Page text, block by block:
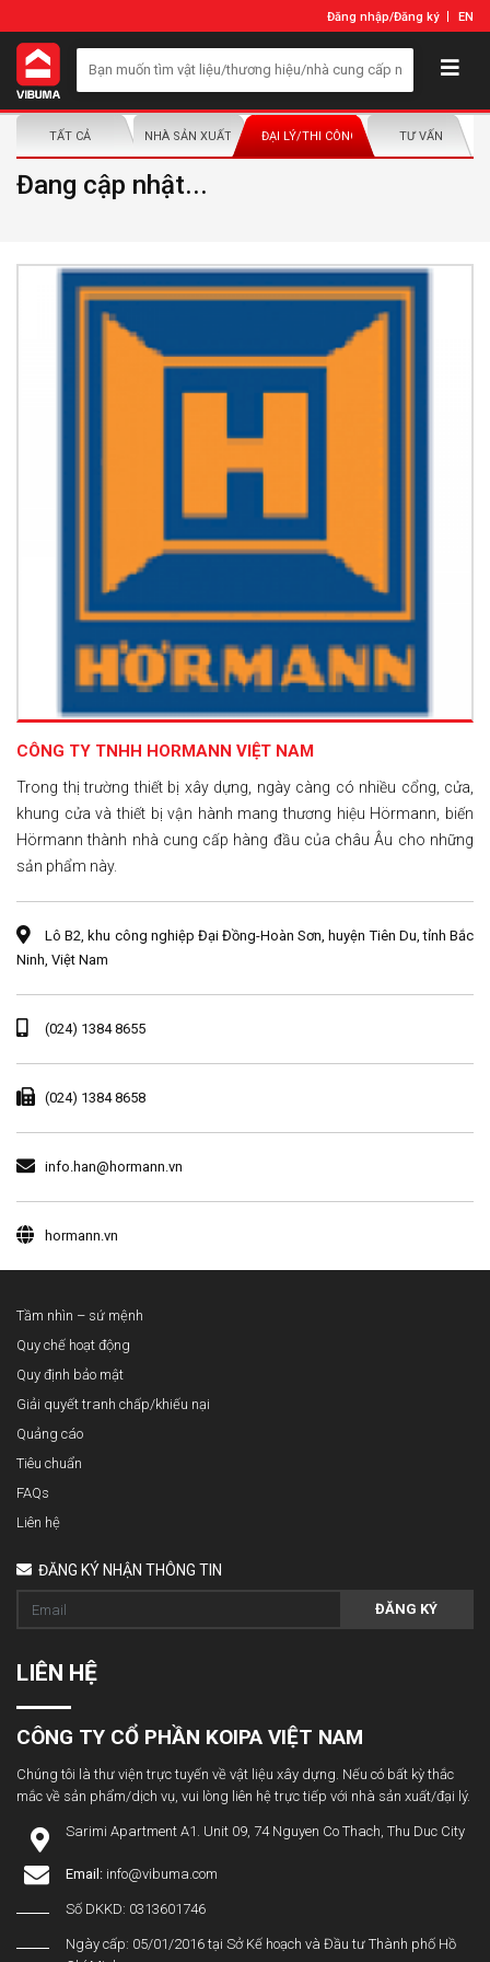
Đăng nhập/Đăng ký EN
TẤT CẢ NHÀ SẢN XUẤT/NHÀ PHÂN PHỐIĐẠI LÝ/THI CÔNG LẮP ĐẶTTƯ VẤN
Đang cập nhật...
CÔNG TY TNHH HORMANN VIỆT NAM
Trong thị trường thiết bị xây dựng, ngày càng có nhiều cổng, cửa,
khung cửa và thiết bị vận hành mang thương hiệu Hörmann, biến
Hörmann thành nhà cung cấp hàng đầu của châu Âu cho những
sản phẩm này.
Lô B2, khu công nghiệp Đại Đồng-Hoàn Sơn, huyện Tiên Du, tỉnh Bắc
Ninh, Việt Nam
(024) 1384 8655
(024) 1384 8658
info.han@hormann.vn
hormann.vn
Tầm nhìn – sứ mệnh
Quy chế hoạt động
Quy định bảo mật
Giải quyết tranh chấp/khiếu nại
Quảng cáo
Tiêu chuẩn
FAQs
Liên hệ
ĐĂNG KÝ NHẬN THÔNG TIN
ĐĂNG KÝ
LIÊN HỆ
CÔNG TY CỔ PHẦN KOIPA VIỆT NAM
Chúng tôi là thư viện trực tuyến về vật liệu xây dựng. Nếu có bất kỳ thắc
mắc về sản phẩm/dịch vụ, vui lòng liên hệ trực tiếp với nhà sản xuất/đại lý.
Sarimi Apartment A1. Unit 09, 74 Nguyen Co Thach, Thu Duc City
Email: info@vibuma.com
Số DKKD: 0313601746
Ngày cấp: 05/01/2016 tại Sở Kế hoạch và Đầu tư Thành phố Hồ